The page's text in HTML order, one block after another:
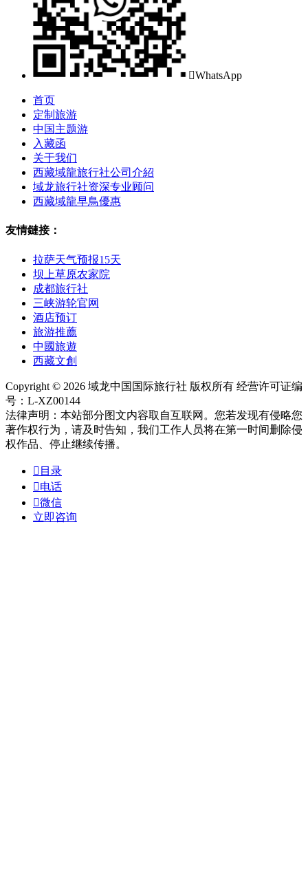
WhatsApp
首页
定制旅游
中国主题游
入藏函
关于我们
西藏域龍旅行社公司介紹
域龙旅行社资深专业顾问
西藏域龍早鳥優惠
友情鏈接：
拉萨天气预报15天
坝上草原农家院
成都旅行社
三峡游轮官网
酒店预订
旅游推薦
中國旅遊
西藏文創
Copyright © 2026 域龙中国国际旅行社 版权所有 经营许可证编
号：L-XZ00144
法律声明：本站部分图文内容取自互联网。您若发现有侵略您
著作权行为，请及时告知，我们工作人员将在第一时间删除侵
权作品、停止继续传播。
 目录
电话
微信
立即咨询